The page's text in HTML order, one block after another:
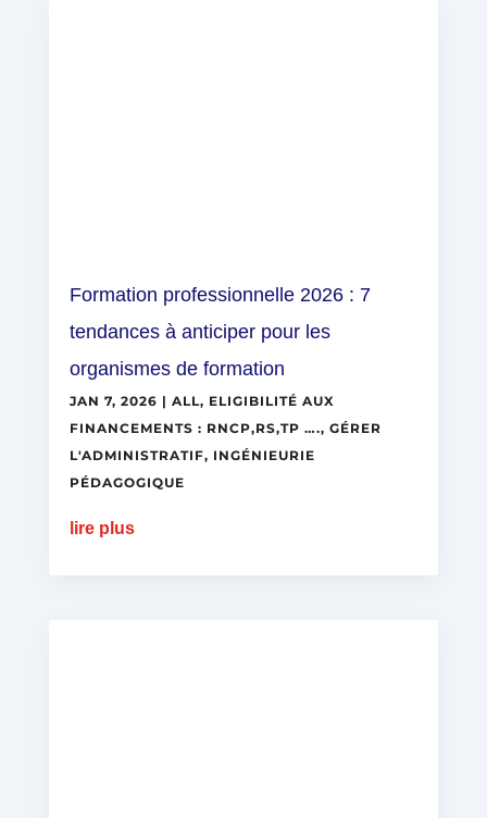
Formation professionnelle 2026 : 7
tendances à anticiper pour les
organismes de formation
JAN 7, 2026 | ALL, ELIGIBILITÉ AUX
FINANCEMENTS : RNCP,RS,TP …., GÉRER
L'ADMINISTRATIF, INGÉNIEURIE
PÉDAGOGIQUE
lire plus